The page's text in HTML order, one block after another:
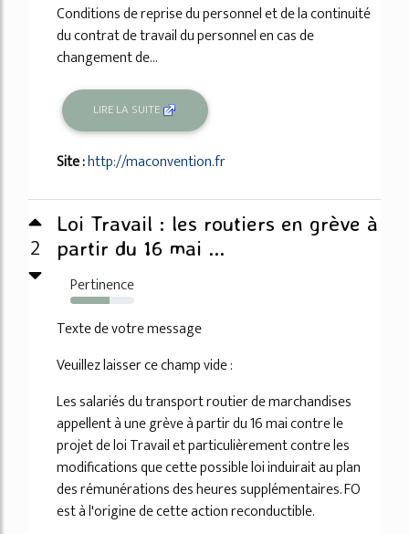
Conditions de reprise du personnel et de la continuité
du contrat de travail du personnel en cas de
changement de...
LIRE LA SUITE
Site :http://maconvention.fr
2
Loi Travail : les routiers en grève à
partir du 16 mai ...
Pertinence
62%
Texte de votre message
Veuillez laisser ce champ vide :
Les salariés du transport routier de marchandises
appellent à une grève à partir du 16 mai contre le
projet de loi Travail et particulièrement contre les
modifications que cette possible loi induirait au plan
des rémunérations des heures supplémentaires. FO
est à l'origine de cette action reconductible.